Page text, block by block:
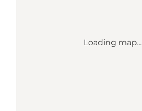
Loading map...